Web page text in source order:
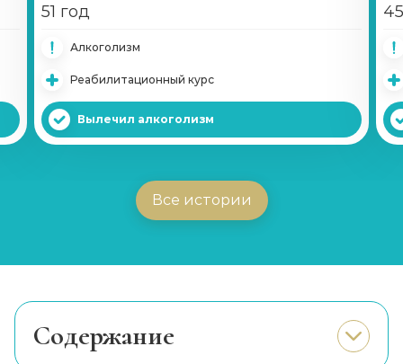
51 год
Алкоголизм
Реабилитационный курс
Вылечил алкоголизм
Все истории
Cодержание